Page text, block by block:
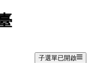
子選單已開啟